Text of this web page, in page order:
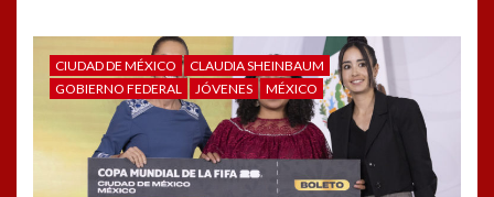
CIUDAD DE MÉXICO
CLAUDIA SHEINBAUM
GOBIERNO FEDERAL
JÓVENES MÉXICO